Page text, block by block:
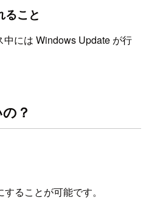
ること
には Windows Update が行
？
ることが可能です。